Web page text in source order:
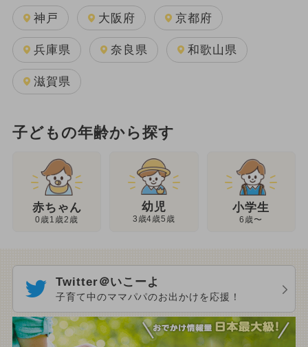
神戸 大阪府 京都府
兵庫県 奈良県 和歌山県
滋賀県
子どもの年齢から探す
赤ちゃん
0歳1歳2歳
幼児
3歳4歳5歳
小学生
6歳〜
Twitter＠いこーよ
子育て中のママパパのお出かけを応援！